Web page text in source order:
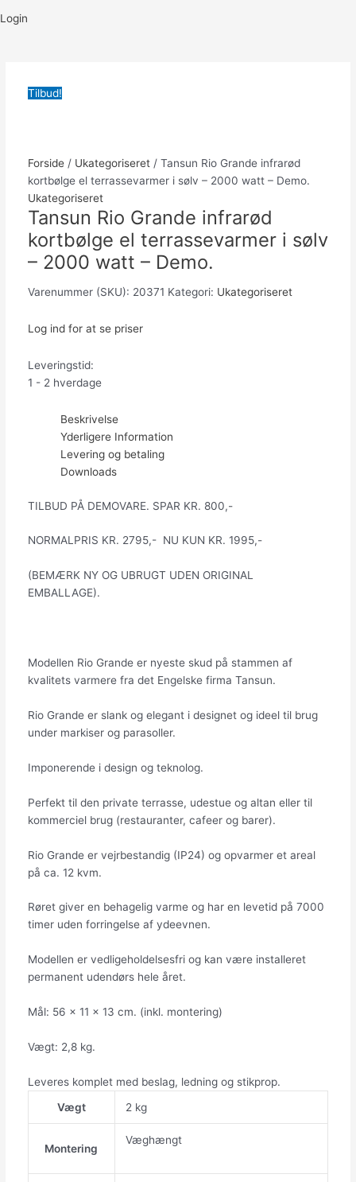
Login
Tilbud!
Forside/ Ukategoriseret/ Tansun Rio Grande infrarød
kortbølge el terrassevarmer i sølv – 2000 watt – Demo.
Ukategoriseret
Tansun Rio Grande infrarød
kortbølge el terrassevarmer i sølv
– 2000 watt – Demo.
Varenummer (SKU): 20371 Kategori: Ukategoriseret
Log ind for at se priser
Leveringstid:
1 - 2 hverdage
Beskrivelse
Yderligere Information
Levering og betaling
Downloads
TILBUD PÅ DEMOVARE. SPAR KR. 800,-
NORMALPRIS KR. 2795,- NU KUN KR. 1995,-
(BEMÆRK NY OG UBRUGT UDEN ORIGINAL
EMBALLAGE).
Modellen Rio Grande er nyeste skud på stammen af
kvalitets varmere fra det Engelske firma Tansun.
Rio Grande er slank og elegant i designet og ideel til brug
under markiser og parasoller.
Imponerende i design og teknolog.
Perfekt til den private terrasse, udestue og altan eller til
kommerciel brug (restauranter, cafeer og barer).
Rio Grande er vejrbestandig (IP24) og opvarmer et areal
på ca. 12 kvm.
Røret giver en behagelig varme og har en levetid på 7000
timer uden forringelse af ydeevnen.
Modellen er vedligeholdelsesfri og kan være installeret
permanent udendørs hele året.
Mål: 56 x 11 x 13 cm. (inkl. montering)
Vægt: 2,8 kg.
Leveres komplet med beslag, ledning og stikprop.
Vægt
2 kg
Montering
Væghængt